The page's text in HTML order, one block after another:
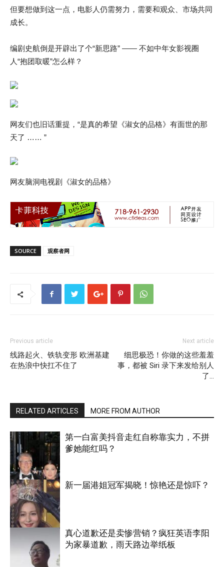
但要想做到这一点，电影人仍需努力，需要和观众、市场共同
成长。
编剧史航倒是开辟出了个“新思路” —— 不如中年女影视圈
人“抱团取暖”怎么样？
网友们也旧话重提，“是真的希望《淑女的品格》有面世的那
天了 …… ”
网友脑洞电视剧《淑女的品格》
SOURCE 观察者网
Previous article
线路起火、铁轨变形 欧洲基建
在热浪中快扛不住了
Next article
细思极恐！你做的这些羞羞
事，都被 Siri 录下来发给别人
了…
RELATED ARTICLES MORE FROM AUTHOR
娱乐
第一白富美抖音走红自称靠实力，不拼
爹她能红吗？
新一届港姐冠军揭晓！惊艳还是惊吓？
真心道歉还是卖惨营销？疯狂英语李阳
为家暴道歉，雨天路边举纸板